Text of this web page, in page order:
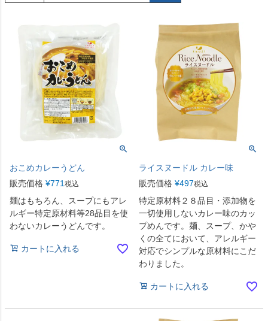
おこめカレーうどん
販売価格 ¥771 税込
麺はもちろん、スープにもアレ
ルギー特定原材料等28品目を使
わないカレーうどんです。
カートに入れる
ライスヌードル カレー味
販売価格 ¥497税込
特定原材料２８品目・添加物を
一切使用しないカレー味のカッ
プめんです。麺、スープ、かや
くの全てにおいて、アレルギー
対応でシンプルな原材料にこだ
わりました。
カートに入れる